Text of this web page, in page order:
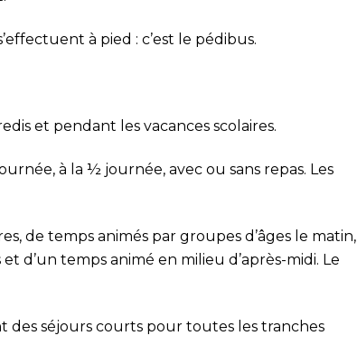
à pied : c’est le pédibus.
et pendant les vacances scolaires.
à la ½ journée, avec ou sans repas. Les
de temps animés par groupes d’âges le matin,
d’un temps animé en milieu d’après-midi. Le
des séjours courts pour toutes les tranches